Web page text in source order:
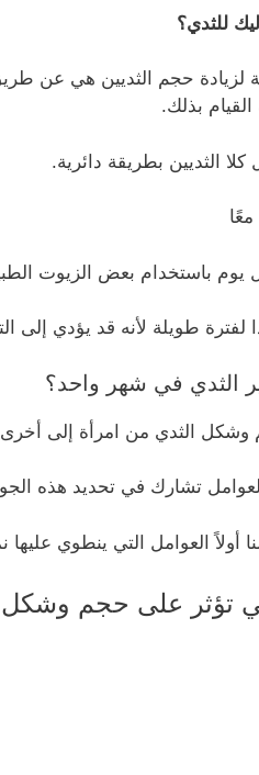
للثدي؟
لزيادة حجم الثديين هي عن
بذلك.
الثديين بطريقة دائرية.
معًا
لفترة طويلة لأنه قد يؤدي إلى
الثدي في شهر واحد؟
وشكل الثدي من امرأة إلى
تشارك في تحديد هذه
أولاً العوامل التي ينطوي عليها
تؤثر على حجم وشكل